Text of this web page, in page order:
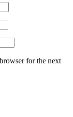
for the next